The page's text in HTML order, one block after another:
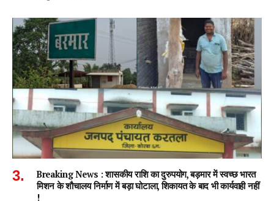
Breaking News : शासकीय राशि का दुरुपयोग, बड़मार में स्वच्छ भारत
मिशन के शौचालय निर्माण में बड़ा घोटाला, शिकायत के बाद भी कार्यवाही नहीं
!